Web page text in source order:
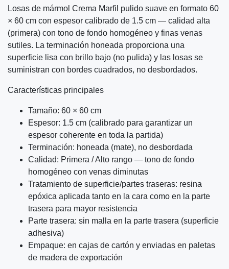
Losas de mármol Crema Marfil pulido suave en formato 60
× 60 cm con espesor calibrado de 1.5 cm — calidad alta
(primera) con tono de fondo homogéneo y finas venas
sutiles. La terminación honeada proporciona una
superficie lisa con brillo bajo (no pulida) y las losas se
suministran con bordes cuadrados, no desbordados.
Características principales
Tamaño: 60 × 60 cm
Espesor: 1.5 cm (calibrado para garantizar un
espesor coherente en toda la partida)
Terminación: honeada (mate), no desbordada
Calidad: Primera / Alto rango — tono de fondo
homogéneo con venas diminutas
Tratamiento de superficie/partes traseras: resina
epóxica aplicada tanto en la cara como en la parte
trasera para mayor resistencia
Parte trasera: sin malla en la parte trasera (superficie
adhesiva)
Empaque: en cajas de cartón y enviadas en paletas
de madera de exportación